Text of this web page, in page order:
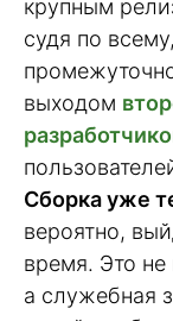
крупным
судя по
выходом
Сборка уже
вероятно,
время. Это
а служебная